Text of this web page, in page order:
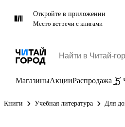
Откройте в приложении
Место встречи с книгами
МагазиныАкцииРаспродажа
Книги Учебная литература Для